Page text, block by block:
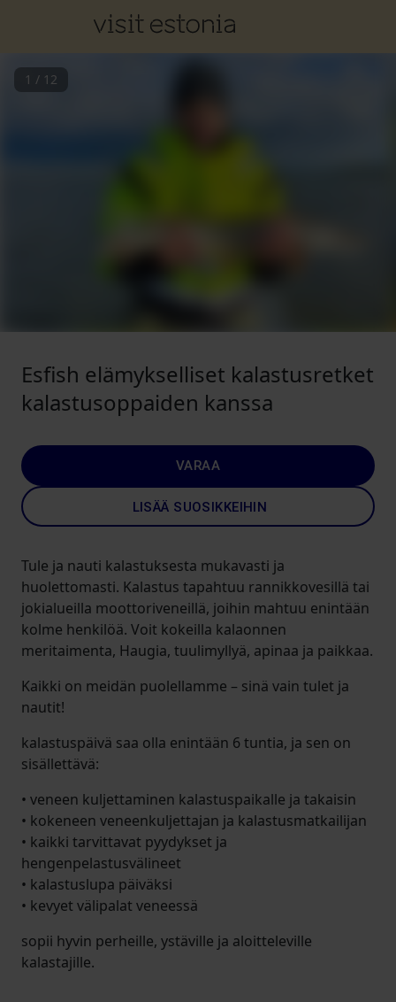
1 / 12
Esfish elämykselliset kalastusretket
kalastusoppaiden kanssa
VARAA
LISÄÄ SUOSIKKEIHIN
Tule ja nauti kalastuksesta mukavasti ja
huolettomasti. Kalastus tapahtuu rannikkovesillä tai
jokialueilla moottoriveneillä, joihin mahtuu enintään
kolme henkilöä. Voit kokeilla kalaonnen
meritaimenta, Haugia, tuulimyllyä, apinaa ja paikkaa.
Kaikki on meidän puolellamme – sinä vain tulet ja
nautit!
kalastuspäivä saa olla enintään 6 tuntia, ja sen on
sisällettävä:
• veneen kuljettaminen kalastuspaikalle ja takaisin
• kokeneen veneenkuljettajan ja kalastusmatkailijan
• kaikki tarvittavat pyydykset ja
hengenpelastusvälineet
• kalastuslupa päiväksi
• kevyet välipalat veneessä
sopii hyvin perheille, ystäville ja aloitteleville
kalastajille.